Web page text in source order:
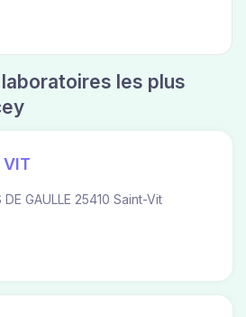
les plus
VIT
DE GAULLE 25410 Saint-Vit